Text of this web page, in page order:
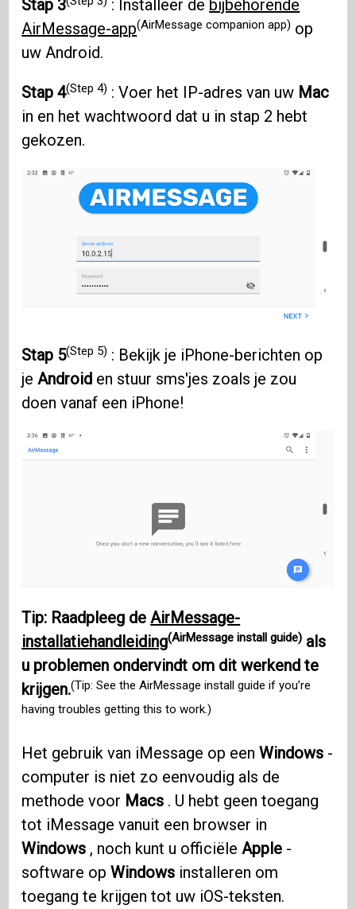
Stap 3 : Installeer de bijbehorende
AirMessage-app(AirMessage companion app) op
uw Android.
Stap 4(Step 4) : Voer het IP-adres van uw Mac
in en het wachtwoord dat u in stap 2 hebt
gekozen.
Stap 5(Step 5) : Bekijk je iPhone-berichten op
jeAndroid en stuur sms'jes zoals je zou
doen vanaf een iPhone!
Tip: Raadpleeg deAirMessage-
installatiehandleiding(AirMessage install guide) als
u problemen ondervindt om dit werkend te
krijgen.(Tip: See the AirMessage install guide if you’re
having troubles getting this to work.)
Het gebruik van iMessage op eenWindows -
computer is niet zo eenvoudig als de
methode voor Macs . U hebt geen toegang
tot iMessage vanuit een browser in
Windows , noch kunt u officiëleApple -
software opWindows installeren om
toegang te krijgen tot uw iOS-teksten.